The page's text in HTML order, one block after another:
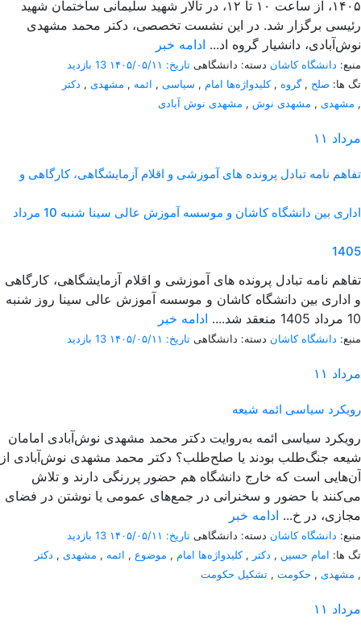
۱۴۰۵، از ساعت ۱۰ تا ۱۲، در تالار شهید سلیمانی ساختمان شهید
رئیسی برگزار شد. در این نشست تخصصی، دکتر محمد مشهدی
نوش‌آبادی، دانشیار گروه اد... ادامه خبر
منبع: دانشگاه کاشان دسته: دانشگاهی تاریخ: ۱۴۰۵/۰۵/۱۱
13 بازدید
تگ ها: صلح ,گروه ,کلیدواژه‌ها امام , سیاسی , ائمه , مشهدی , دکتر
مشهدی , مشهدی نوش , مشهدی نوش آبادی ,
۱۱ مرداد
تفاهم نامه تبادل پرونده‌ های آموزشی و اقلام آزمایشگاهی، کارگاهی و
اداری بین دانشگاه کاشان و موسسه آموزش عالی سینا شنبه 10 مرداد
1405
تفاهم نامه تبادل پرونده‌ های آموزشی و اقلام آزمایشگاهی، کارگاهی
و اداری بین دانشگاه کاشان و موسسه آموزش عالی سینا روز شنبه
10 مرداد 1405 منعقد شد....
ادامه خبر
منبع: دانشگاه کاشان دسته: دانشگاهی تاریخ: ۱۴۰۵/۰۵/۱۱ 13 بازدید
۱۱ مرداد
رویکرد سیاسی ائمه شیعه
شیعه جنگ‌طلب بودند یا صلح‌طلب؟ دکتر محمد مشهدی نوش‌آبادی از
آن‌هایی است که خارج دانشگاه هم حضور پررنگی دارند و تلاش
می‌کنند با حضور و سخنرانی در جمع‌های عمومی یا نوشتن در فضای
مجازی، در خ... ادامه خبر
منبع: دانشگاه کاشان دسته: دانشگاهی تاریخ: ۱۴۰۵/۰۵/۱۱
13 بازدید
تگ ها: امام حسین , دکتر ,کلیدواژه‌ها امام , موضوع , ائمه , مشهدی , دکتر
مشهدی , حکومت , تشکیل حکومت ,
۱۱ مرداد